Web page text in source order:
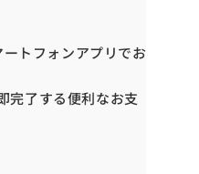
トフォンアプリでお
完了する便利なお支